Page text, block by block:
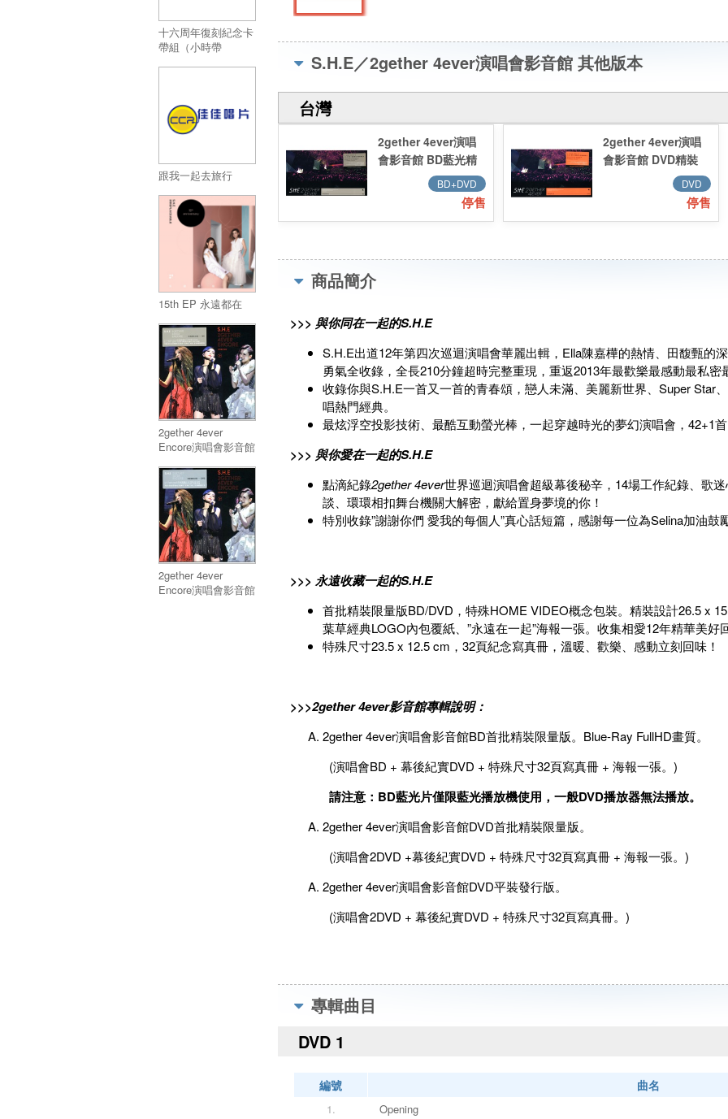
十六周年復刻紀念卡
帶組（小時帶
跟我一起去旅行
15th EP 永遠都在
2gether 4ever
Encore演唱會影音館
行流通版
2gether 4ever
Encore演唱會影音館
S.H.E／2gether 4ever演唱會影音館 其他版本
台灣
2gether 4ever演唱
會影音館 BD藍光精
BD+DVD
停售
2gether 4ever演唱
會影音館 DVD精裝
DVD
停售
商品簡介
>>> 與你同在一起的S.H.E
S.H.E出道12年第四次巡迴演唱會華麗出輯，Ella陳嘉樺的熱情、田馥甄的
勇氣全收錄，全長210分鐘超時完整重現，重返2013年最歡樂最感動最私密
收錄你與S.H.E一首又一首的青春頌，戀人未滿、美麗新世界、Super Star
唱熱門經典。
最炫浮空投影技術、最酷互動螢光棒，一起穿越時光的夢幻演唱會，42+1
>>> 與你愛在一起的S.H.E
點滴紀錄2gether 4ever世界巡迴演唱會超級幕後秘辛，14場工作紀錄、歌
談、環環相扣舞台機關大解密，獻給置身夢境的你！
特別收錄”謝謝你們 愛我的每個人”真心話短篇，感謝每一位為Selina加油鼓
>>> 永遠收藏一起的S.H.E
首批精裝限量版BD/DVD，特殊HOME VIDEO概念包裝。精裝設計26.5 x
葉草經典LOGO內包覆紙、”永遠在一起”海報一張。收集相愛12年精華美好
特殊尺寸23.5 x 12.5 cm，32頁紀念寫真冊，溫暖、歡樂、感動立刻回味！
>>>2gether 4ever影音館專輯說明：
2gether 4ever演唱會影音館BD首批精裝限量版。Blue-Ray FullHD畫質。
(演唱會BD + 幕後紀實DVD + 特殊尺寸32頁寫真冊 + 海報一張。)
請注意：BD藍光片僅限藍光播放機使用，一般DVD播放器無法播放。
2gether 4ever演唱會影音館DVD首批精裝限量版。
(演唱會2DVD +幕後紀實DVD + 特殊尺寸32頁寫真冊 + 海報一張。)
2gether 4ever演唱會影音館DVD平裝發行版。
(演唱會2DVD + 幕後紀實DVD + 特殊尺寸32頁寫真冊。)
專輯曲目
DVD 1
編號 曲名
1.
Opening